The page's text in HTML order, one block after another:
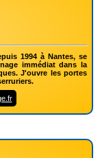
1994 à Nantes, se
immédiat dans la
J'ouvre les portes